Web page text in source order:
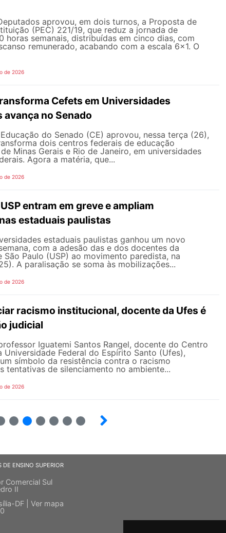
aprovou, em dois turnos, a Proposta de
(PEC) 221/19, que reduz a jornada de
horas semanais, distribuídas em cinco dias, com
remunerado, acabando com a escala 6x1. O
de 2026
Cefets em Universidades
avança no Senado
do Senado (CE) aprovou, nessa terça (26),
dois centros federais de educação
Minas Gerais e Rio de Janeiro, em universidades
Agora a matéria, que...
de 2026
entram em greve e ampliam
estaduais paulistas
estaduais paulistas ganhou um novo
com a adesão das e dos docentes da
São Paulo (USP) ao movimento paredista, na
A paralisação se soma às mobilizações...
de 2026
racismo institucional, docente da Ufes é
judicial
Iguatemi Santos Rangel, docente do Centro
Universidade Federal do Espírito Santo (Ufes),
símbolo da resistência contra o racismo
tentativas de silenciamento no ambiente...
de 2026
ENSINO SUPERIOR
Comercial Sul
II
DF | Ver mapa